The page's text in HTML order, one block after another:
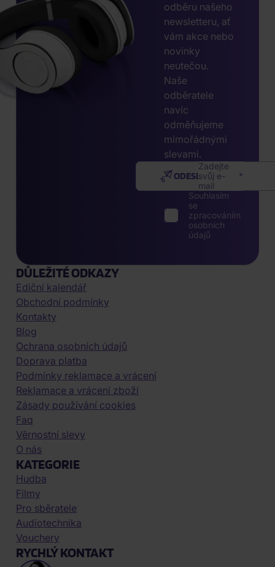
odběru našeho
newsletteru, ať
vám akce nebo
novinky
neutečou.
Naše
odběratele
navíc
odměňujeme
mimořádnými
slevami.
Zadejte
svůj e-
mail
ODESLAT
Souhlasím
se
zpracováním
osobních
údajů
DŮLEŽITÉ ODKAZY
Ediční kalendář
Obchodní podmínky
Kontakty
Blog
Ochrana osobních údajů
Doprava platba
Podmínky reklamace a vrácení
Reklamace a vrácení zboží
Zásady používání cookies
Faq
Věrnostní slevy
O nás
KATEGORIE
Hudba
Filmy
Pro sběratele
Audiotechnika
Vouchery
RYCHLÝ KONTAKT